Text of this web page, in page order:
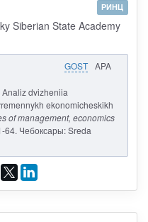
РИНЦ
Siberian State Academy
GOST APA
Analiz dvizheniia
ekonomicheskikh
of management, economics
64. Чебоксары: Sreda